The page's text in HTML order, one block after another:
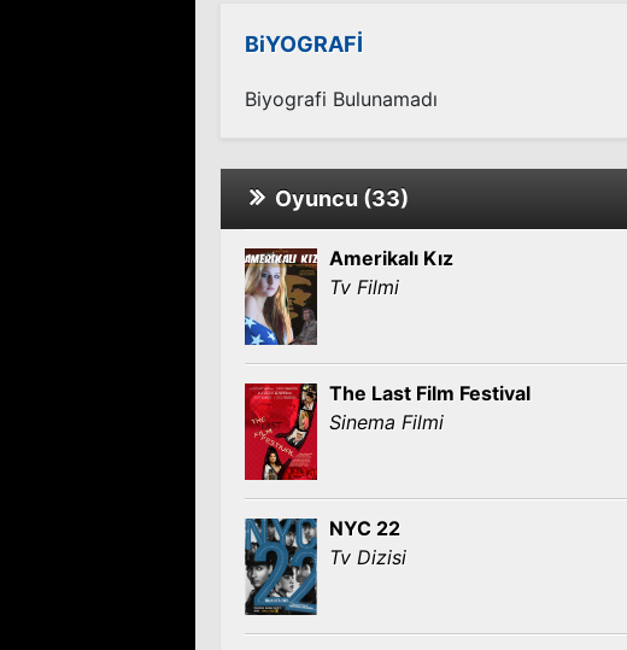
BiYOGRAFİ
Biyografi Bulunamadı
Oyuncu (33)
Amerikalı Kız
Tv Filmi
The Last Film Festival
Sinema Filmi
NYC 22
Tv Dizisi